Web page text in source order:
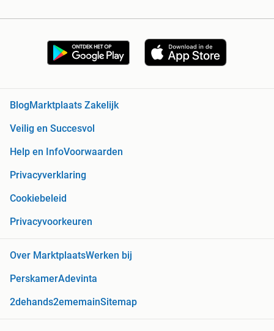
Blog Marktplaats Zakelijk
Veilig en Succesvol
Help en InfoVoorwaarden
Privacyverklaring
Cookiebeleid
Privacyvoorkeuren
Over MarktplaatsWerken bij
PerskamerAdevinta
2dehands2ememainSitemap